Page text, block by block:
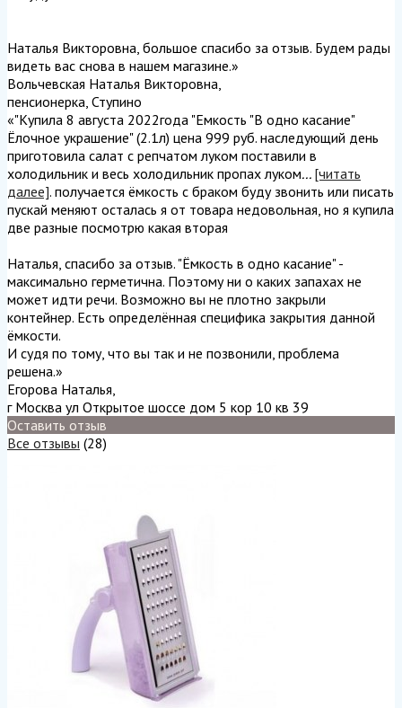
Наталья Викторовна, большое спасибо за отзыв. Будем рады
видеть вас снова в нашем магазине.»
Вольчевская Наталья Викторовна,
пенсионерка, Ступино
«"Купила 8 августа 2022года "Емкость "В одно касание"
Ёлочное украшение" (2.1л) цена 999 руб. наследующий день
приготовила салат с репчатом луком поставили в
холодильник и весь холодильник пропах луком... [читать
далее]. получается ёмкость с браком буду звонить или писать
пускай меняют осталась я от товара недовольная, но я купила
две разные посмотрю какая вторая
Наталья, спасибо за отзыв. "Ёмкость в одно касание" -
максимально герметична. Поэтому ни о каких запахах не
может идти речи. Возможно вы не плотно закрыли
контейнер. Есть определённая специфика закрытия данной
ёмкости.
И судя по тому, что вы так и не позвонили, проблема
решена.»
Егорова Наталья,
г Москва ул Открытое шоссе дом 5 кор 10 кв 39
Оставить отзыв
Все отзывы (28)